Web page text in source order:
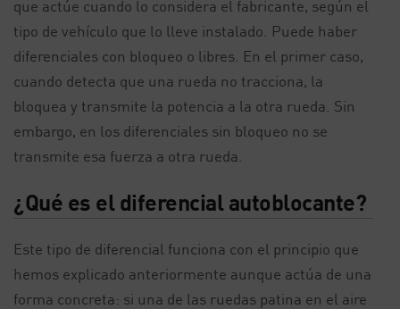
que actúe cuando lo considera el fabricante, según el
tipo de vehículo que lo lleve instalado. Puede haber
diferenciales con bloqueo o libres. En el primer caso,
cuando detecta que una rueda no tracciona, la
bloquea y transmite la potencia a la otra rueda. Sin
embargo, en los diferenciales sin bloqueo no se
transmite esa fuerza a otra rueda.
¿Qué es el diferencial autoblocante?
Este tipo de diferencial funciona con el principio que
hemos explicado anteriormente aunque actúa de una
forma concreta: si una de las ruedas patina en el aire